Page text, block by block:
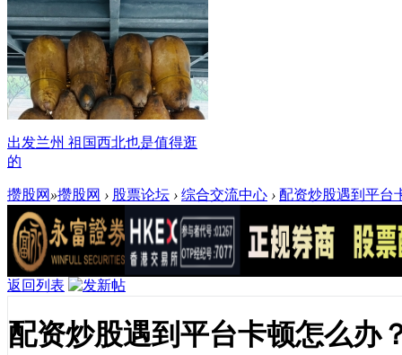
出发兰州 祖国西北也是值得逛
的
攒股网 »攒股网 › 股票论坛 › 综合交流中心 › 配资炒股遇到平台
返回列表
配资炒股遇到平台卡顿怎么办